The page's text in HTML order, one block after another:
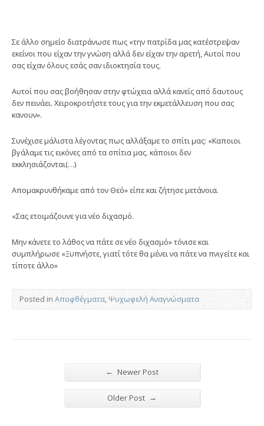
Σε άλλο σημείο διατράνωσε πως «την πατρίδα μας κατέστρεψαν
εκείνοι που είχαν την γνώση αλλά δεν είχαν την αρετή, Αυτοί που
σας είχαν όλους εσάς σαν ιδιοκτησία τους.
Αυτοί που σας βοήθησαν στην φτώχεια αλλά κανείς από δαυτους
δεν πεινάει. Χειροκροτήστε τους για την εκμετάλλευση που σας
κανουν».
Συνέχισε μάλιστα λέγοντας πως αλλάξαμε το σπίτι μας: «Καποιοι
βγάλαμε τις εικόνες από τα σπίτια μας. κάποιοι δεν
εκκλησιάζονται(…)
Απομακρυνθήκαμε από τον Θεό» είπε και ζήτησε μετάνοια.
«Σας ετοιμάζουνε για νέο διχασμό.
Μην κάνετε το λάθος να πάτε σε νέο διχασμό» τόνισε και
συμπλήρωσε «Ξυπνήστε, γιατί τότε θα μένει να πάτε να πνιγείτε και
τίποτε άλλο»
Posted in Αποφθέγματα,Ψυχωφελή Αναγνώσματα
← Newer Post
Older Post →